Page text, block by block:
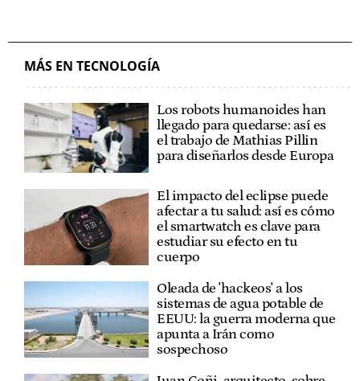
MÁS EN TECNOLOGÍA
Los robots humanoides han
llegado para quedarse: así es
el trabajo de Mathias Pillin
para diseñarlos desde Europa
El impacto del eclipse puede
afectar a tu salud: así es cómo
el smartwatch es clave para
estudiar su efecto en tu
cuerpo
Oleada de 'hackeos' a los
sistemas de agua potable de
EEUU: la guerra moderna que
apunta a Irán como
sospechoso